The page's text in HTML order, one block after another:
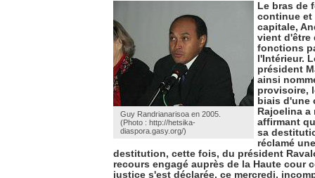
Guy Randrianarisoa en 2005.
(Photo : http://hetsika-
diaspora.gasy.org/)
Le bras de
continue et
capitale,
vient d'être
fonctions
l'Intérieur.
président
ainsi
provisoire,
biais d'une
Rajoelina
affirmant
sa
réclamé
destitution, cette fois, du président
recours engagé auprès de la Haute cour
justice s'est déclarée, ce mercredi,